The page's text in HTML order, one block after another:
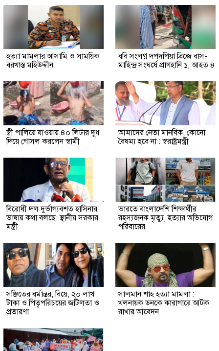
হত্যা মামলার আসামি ও সাময়িক
বরখাস্ত মহিউদ্দীন
ববি সংলগ্ন দপদপিয়া ব্রিজে বাস-
মাহিন্দ্র সংঘর্ষে প্রাণহানি ১, আহত ৪
স্ত্রী পালিয়ে যাওয়ায় ৪০ লিটার দুধ
দিয়ে গোসল করলেন স্বামী
আমাদের নেতা মানবিক, কোনো
বৈষম্য হবে না : স্বরাষ্ট্রমন্ত্রী
বিরোধী দল দুর্ভাগ্যবশত হাসিনার
ভাষায় কথা বলছে: স্থানীয় সরকার
মন্ত্রী
ভারতে বাংলাদেশি শিক্ষার্থীর
রহস্যজনক মৃত্যু, হত্যার অভিযোগ
পরিবারের
সঞ্জিতের ধর্মান্তর, বিয়ে, ২০ লাখ
টাকা ও পিতৃপরিচয়ের জটিলতা ও
প্রতারণা
সালমান শাহ হত্যা মামলা :
খলনায়ক ডনকে কারাগারে আটক
রাখার আবেদন